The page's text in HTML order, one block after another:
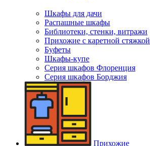
Шкафы для дачи
Распашные шкафы
Библиотеки, стенки, витражи
Прихожие с каретной стяжкой
Буфеты
Шкафы-купе
Серия шкафов Флоренция
Серия шкафов Борджия
Прихожие